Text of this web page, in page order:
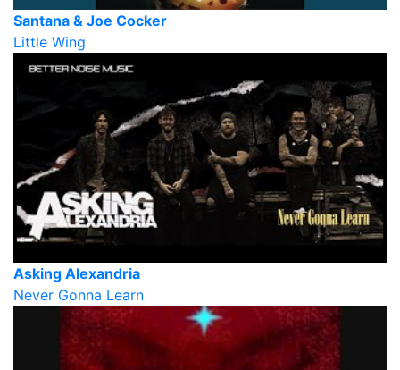
Santana & Joe Cocker
Little Wing
Asking Alexandria
Never Gonna Learn